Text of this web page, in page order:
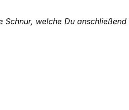
welche Du